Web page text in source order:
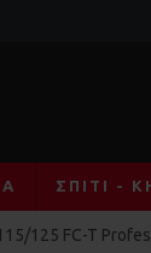
ΣΠΊΤΙ -
125 FC-T